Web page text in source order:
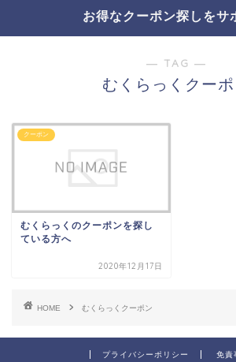
お得なクーポン探しをサ
― TAG ―
むくらっくクー
クーポン
むくらっくのクーポンを探し
ている方へ
2020年12月17日
HOME むくらっくクーポン
プライバシーポリシー 免責